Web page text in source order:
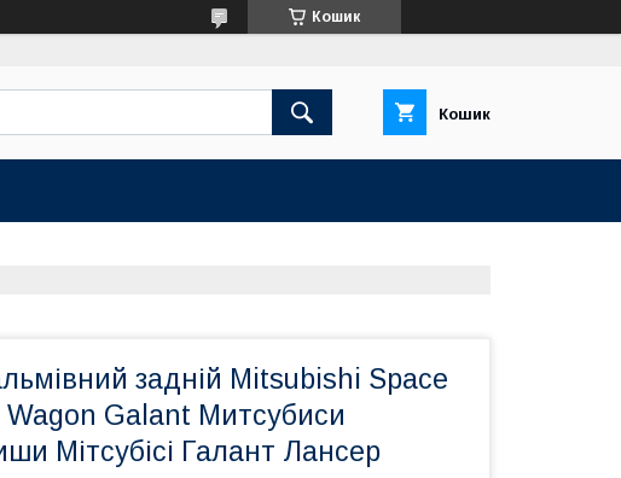
Кошик
Кошик
задній Mitsubishi Space
Wagon Galant Митсубиси
Мітсубісі Галант Лансер